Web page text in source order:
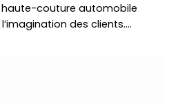
couture automobile
des clients.…